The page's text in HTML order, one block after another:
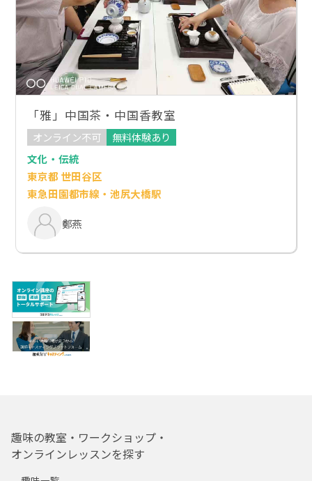
「雅」中国茶・中国香教室
オンライン不可
無料体験あり
文化・伝統
東京都 世田谷区
東急田園都市線・池尻大橋駅
鄭燕
趣味の教室・ワークショップ・
オンラインレッスンを探す